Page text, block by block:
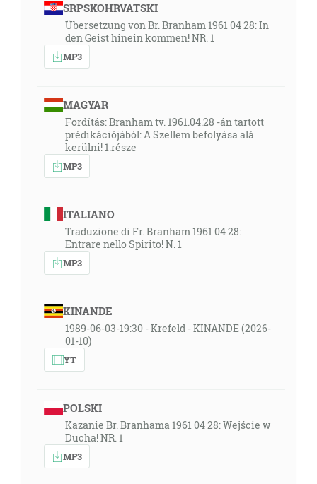
SRPSKOHRVATSKI
Übersetzung von Br. Branham 1961 04 28: In
den Geist hinein kommen! NR. 1
MP3
MAGYAR
Fordítás: Branham tv. 1961.04.28 -án tartott
prédikációjából: A Szellem befolyása alá
kerülni! 1.része
MP3
ITALIANO
Traduzione di Fr. Branham 1961 04 28:
Entrare nello Spirito! N. 1
MP3
KINANDE
1989-06-03-19:30 - Krefeld - KINANDE (2026-
01-10)
YT
POLSKI
Kazanie Br. Branhama 1961 04 28: Wejście w
Ducha! NR. 1
MP3